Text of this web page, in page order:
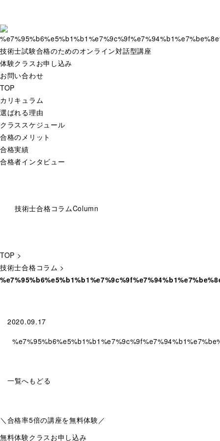
技術士試験合格のためのオンライン対話型講座
体験クラスお申し込み
お問い合わせ
TOP
カリキュラム
選ばれる理由
クラススケジュール
合格のメリット
合格実績
合格者インタビュー
技術士合格コラムColumn
TOP >
技術士合格コラム >
2020.09.17
一覧へもどる
＼合格率5倍の講座を無料体験／
無料体験クラスお申し込み